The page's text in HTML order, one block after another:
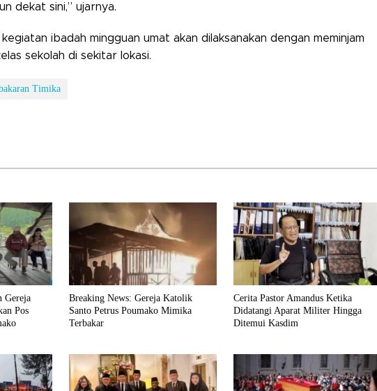
dekat sini,” ujarnya.
ibadah mingguan umat akan dilaksanakan dengan meminjam
sekolah di sekitar lokasi.
Timika
Gereja
Pos
Breaking News: Gereja Katolik
Santo Petrus Poumako Mimika
Terbakar
Cerita Pastor Amandus Ketika
Didatangi Aparat Militer Hingga
Ditemui Kasdim